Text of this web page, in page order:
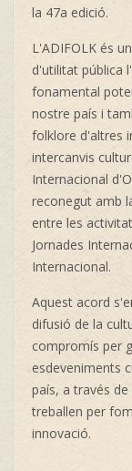
la 47a edició.
L'ADIFOLK és
d'utilitat pública
fonamental
nostre país i
folklore d'altres
intercanvis
Internacional
reconegut amb
entre les
Jornades
Internacional.
Aquest acord
difusió de la
compromís per
esdeveniments
país, a través de
treballen per
innovació.